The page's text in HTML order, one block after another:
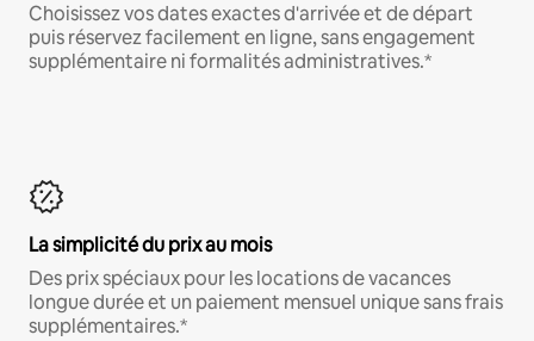
Choisissez vos dates exactes d'arrivée et de départ
puis réservez facilement en ligne, sans engagement
supplémentaire ni formalités administratives.*
La simplicité du prix au mois
Des prix spéciaux pour les locations de vacances
longue durée et un paiement mensuel unique sans frais
supplémentaires.*